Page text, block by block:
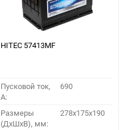
HITEC 57413MF
Пусковой ток,
A:
690
Размеры
(ДхШхВ), мм:
278x175x190